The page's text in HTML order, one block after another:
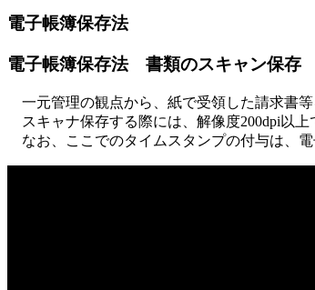
電子帳簿保存法
電子帳簿保存法 書類のスキャン保存
一元管理の観点から、紙で受領した請求書
スキャナ保存する際には、解像度200dpi以上
なお、ここでのタイムスタンプの付与は、